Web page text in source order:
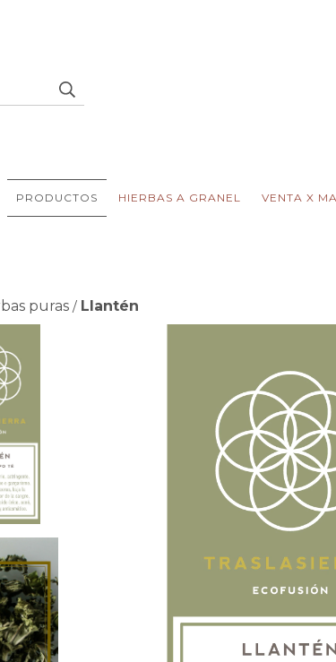
PRODUCTOS HIERBAS A GRANEL VENTA X
puras / Llantén